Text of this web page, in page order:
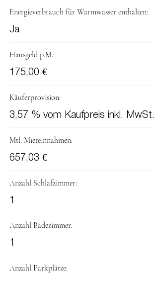
Energieverbrauch für Warmwasser enthalten:
Ja
Hausgeld p.M.:
175,00 €
Käuferprovision:
3,57 % vom Kaufpreis inkl. MwSt.
Mtl. Mieteinnahmen:
657,03 €
Anzahl Schlafzimmer:
1
Anzahl Badezimmer:
1
Anzahl Parkplätze: